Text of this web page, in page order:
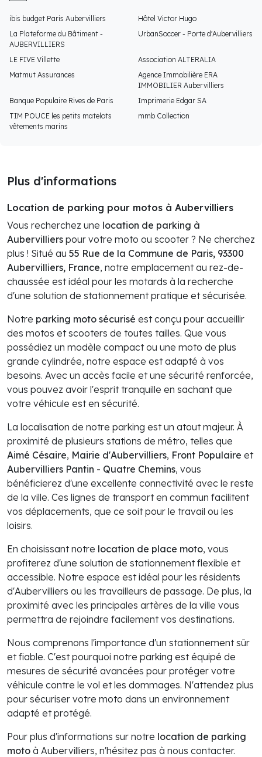
ibis budget Paris Aubervilliers
Hôtel Victor Hugo
La Plateforme du Bâtiment -
AUBERVILLIERS
UrbanSoccer - Porte d'Aubervilliers
LE FIVE Villette
Association ALTERALIA
Matmut Assurances
Agence Immobilière ERA
IMMOBILIER Aubervilliers
Banque Populaire Rives de Paris
Imprimerie Edgar SA
TIM POUCE les petits matelots
vêtements marins
mmb Collection
Plus d'informations
Location de parking pour motos à Aubervilliers
Vous recherchez une location de parking à
Aubervilliers pour votre moto ou scooter ? Ne cherchez
plus ! Situé au 55 Rue de la Commune de Paris, 93300
Aubervilliers, France, notre emplacement au rez-de-
chaussée est idéal pour les motards à la recherche
d'une solution de stationnement pratique et sécurisée.
Notre parking moto sécurisé est conçu pour accueillir
des motos et scooters de toutes tailles. Que vous
possédiez un modèle compact ou une moto de plus
grande cylindrée, notre espace est adapté à vos
besoins. Avec un accès facile et une sécurité renforcée,
vous pouvez avoir l'esprit tranquille en sachant que
votre véhicule est en sécurité.
La localisation de notre parking est un atout majeur. À
proximité de plusieurs stations de métro, telles que
Aimé Césaire, Mairie d'Aubervilliers, Front Populaire et
Aubervilliers Pantin - Quatre Chemins, vous
bénéficierez d'une excellente connectivité avec le reste
de la ville. Ces lignes de transport en commun facilitent
vos déplacements, que ce soit pour le travail ou les
loisirs.
En choisissant notre location de place moto, vous
profiterez d'une solution de stationnement flexible et
accessible. Notre espace est idéal pour les résidents
d'Aubervilliers ou les travailleurs de passage. De plus, la
proximité avec les principales artères de la ville vous
permettra de rejoindre facilement vos destinations.
Nous comprenons l'importance d'un stationnement sûr
et fiable. C'est pourquoi notre parking est équipé de
mesures de sécurité avancées pour protéger votre
véhicule contre le vol et les dommages. N'attendez plus
pour sécuriser votre moto dans un environnement
adapté et protégé.
Pour plus d'informations sur notre location de parking
moto à Aubervilliers, n'hésitez pas à nous contacter.